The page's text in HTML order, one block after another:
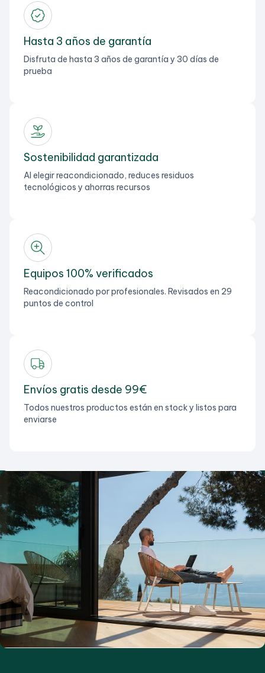
Hasta 3 años de garantía
Disfruta de hasta 3 años de garantía y 30 días de
prueba
Sostenibilidad garantizada
Al elegir reacondicionado, reduces residuos
tecnológicos y ahorras recursos
Equipos 100% verificados
Reacondicionado por profesionales. Revisados en 29
puntos de control
Envíos gratis desde 99€
Todos nuestros productos están en stock y listos para
enviarse